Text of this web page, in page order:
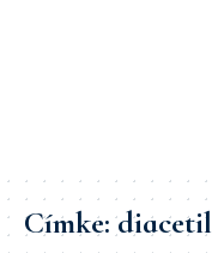
Címke:diacetil